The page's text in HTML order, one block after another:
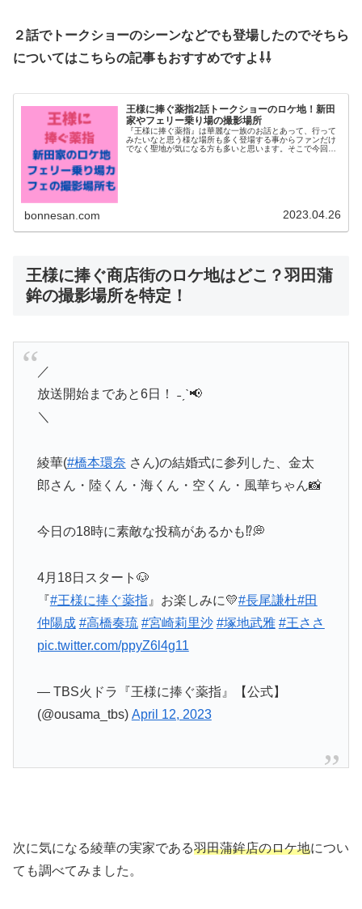
２話でトークショーのシーンなどでも登場したのでそちら
についてはこちらの記事もおすすめですよ⇩⇩
王様に捧ぐ薬指2話トークショーのロケ地！新田
家やフェリー乗り場の撮影場所
『王様に捧ぐ薬指』は華麗な一族のお話とあって、行って
みたいなと思う様な場所も多く登場する事からファンだけ
でなく聖地が気になる方も多いと思います。そこで今回は
bonnesan.com 2023.04.26
王様に捧ぐ商店街のロケ地はどこ？羽田蒲
鉾の撮影場所を特定！
／
放送開始まであと6日！ ˗ˏˋ📢
＼
綾華(#橋本環奈 さん)の結婚式に参列した、金太
郎さん・陸くん・海くん・空くん・風華ちゃん📸
今日の18時に素敵な投稿があるかも⁉︎💭
4月18日スタート🐶
『#王様に捧ぐ薬指』お楽しみに💛#長尾謙杜#田
仲陽成 #高橋奏琉 #宮崎莉里沙 #塚地武雅 #王ささ
pic.twitter.com/ppyZ6l4g11
— TBS火ドラ『王様に捧ぐ薬指』【公式】
(@ousama_tbs) April 12, 2023
次に気になる綾華の実家である羽田蒲鉾店のロケ地につい
ても調べてみました。